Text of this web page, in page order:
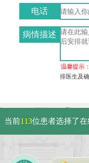
电话
病情描述
温馨提示
排医生及
当前113位患者选择了在